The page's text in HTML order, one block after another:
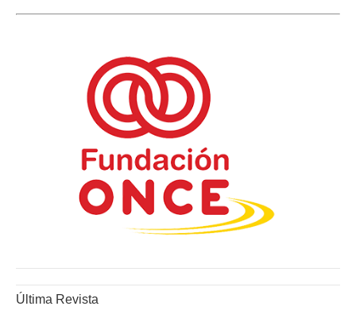
Última Revista